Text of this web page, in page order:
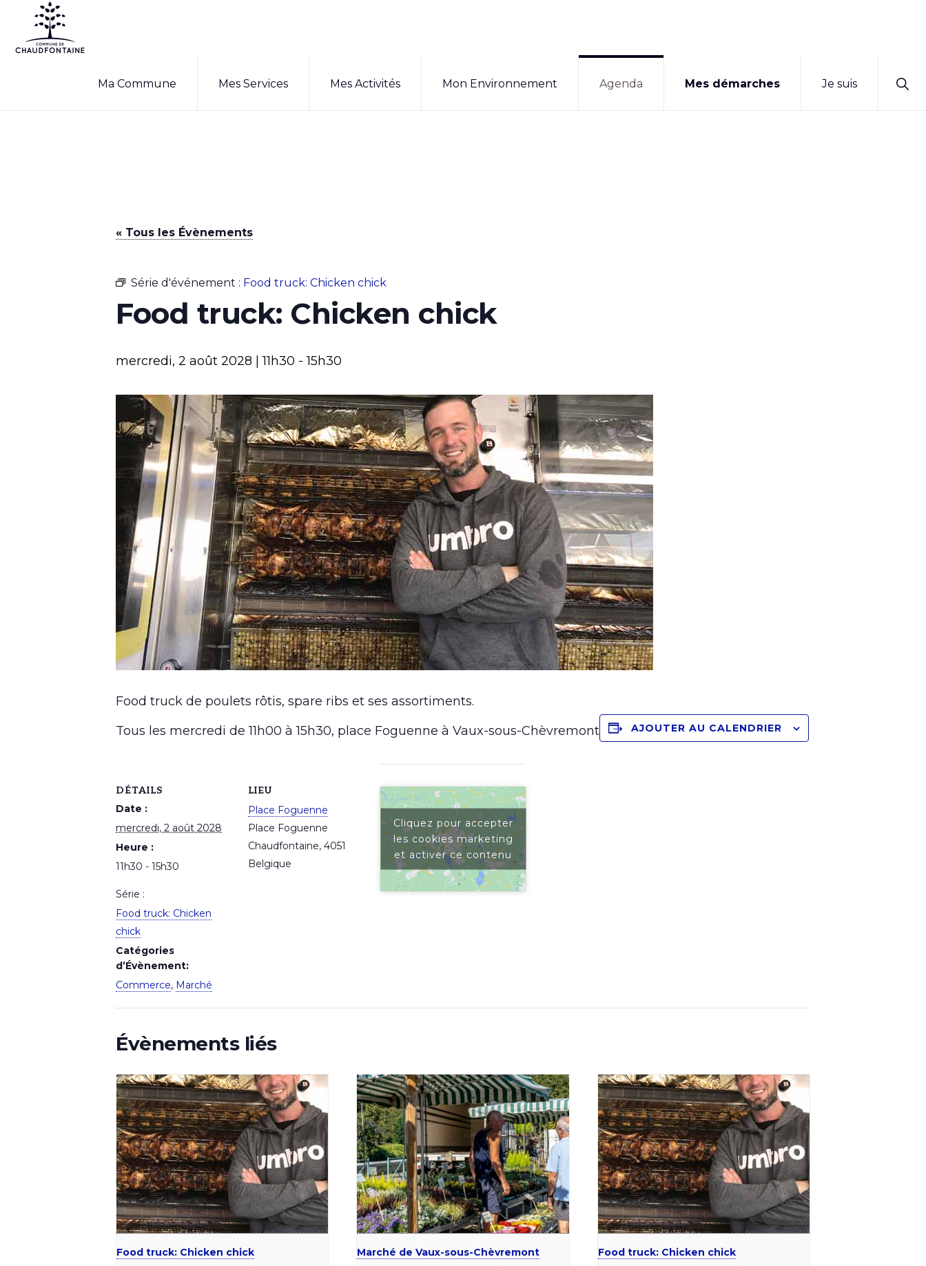
Passer
Passer
contenu
CHAUDFONTAINE
de
Ma Commune Mes Services Mes Activités Mon Environnement Agenda Mes démarches Je suis
« Tous les Évènements
Série d'événement : Food truck: Chicken chick
Food truck: Chicken chick
mercredi, 2 août 2028 | 11h30 -15h30
Food truck de poulets rôtis, spare ribs et ses assortiments.
Tous les mercredi de 11h00 à 15h30, place Foguenne à Vaux-sous-Chèvremont
AJOUTER AU CALENDRIER
DÉTAILS
Date :
mercredi, 2 août 2028
Heure :
11h30 - 15h30
Série :
Food truck: Chicken
chick
Catégories
d’Évènement:
Commerce, Marché
LIEU
Place Foguenne
Place Foguenne
Chaudfontaine, 4051
Belgique
Cliquez pour accepter
les cookies marketing
et activer ce contenu
Évènements liés
Food truck: Chicken chick Marché de Vaux-sous-Chèvremont Food truck: Chicken chick